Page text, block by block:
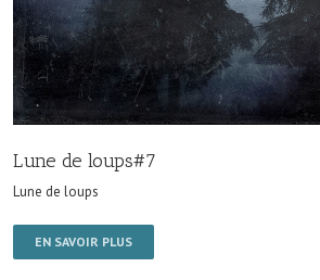
Lune de loups#7
Lune de loups
EN SAVOIR PLUS